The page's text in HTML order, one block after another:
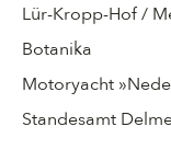
Lür-Kropp-Hof /
Botanika
Motoryacht
Standesamt